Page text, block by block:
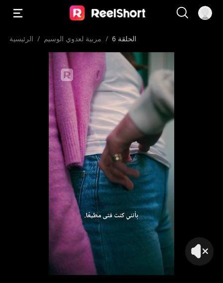
الرئيسية / مربية لعدوي الوسيم / الحلقة 6
بأنني كنت فتى مطيعًا.